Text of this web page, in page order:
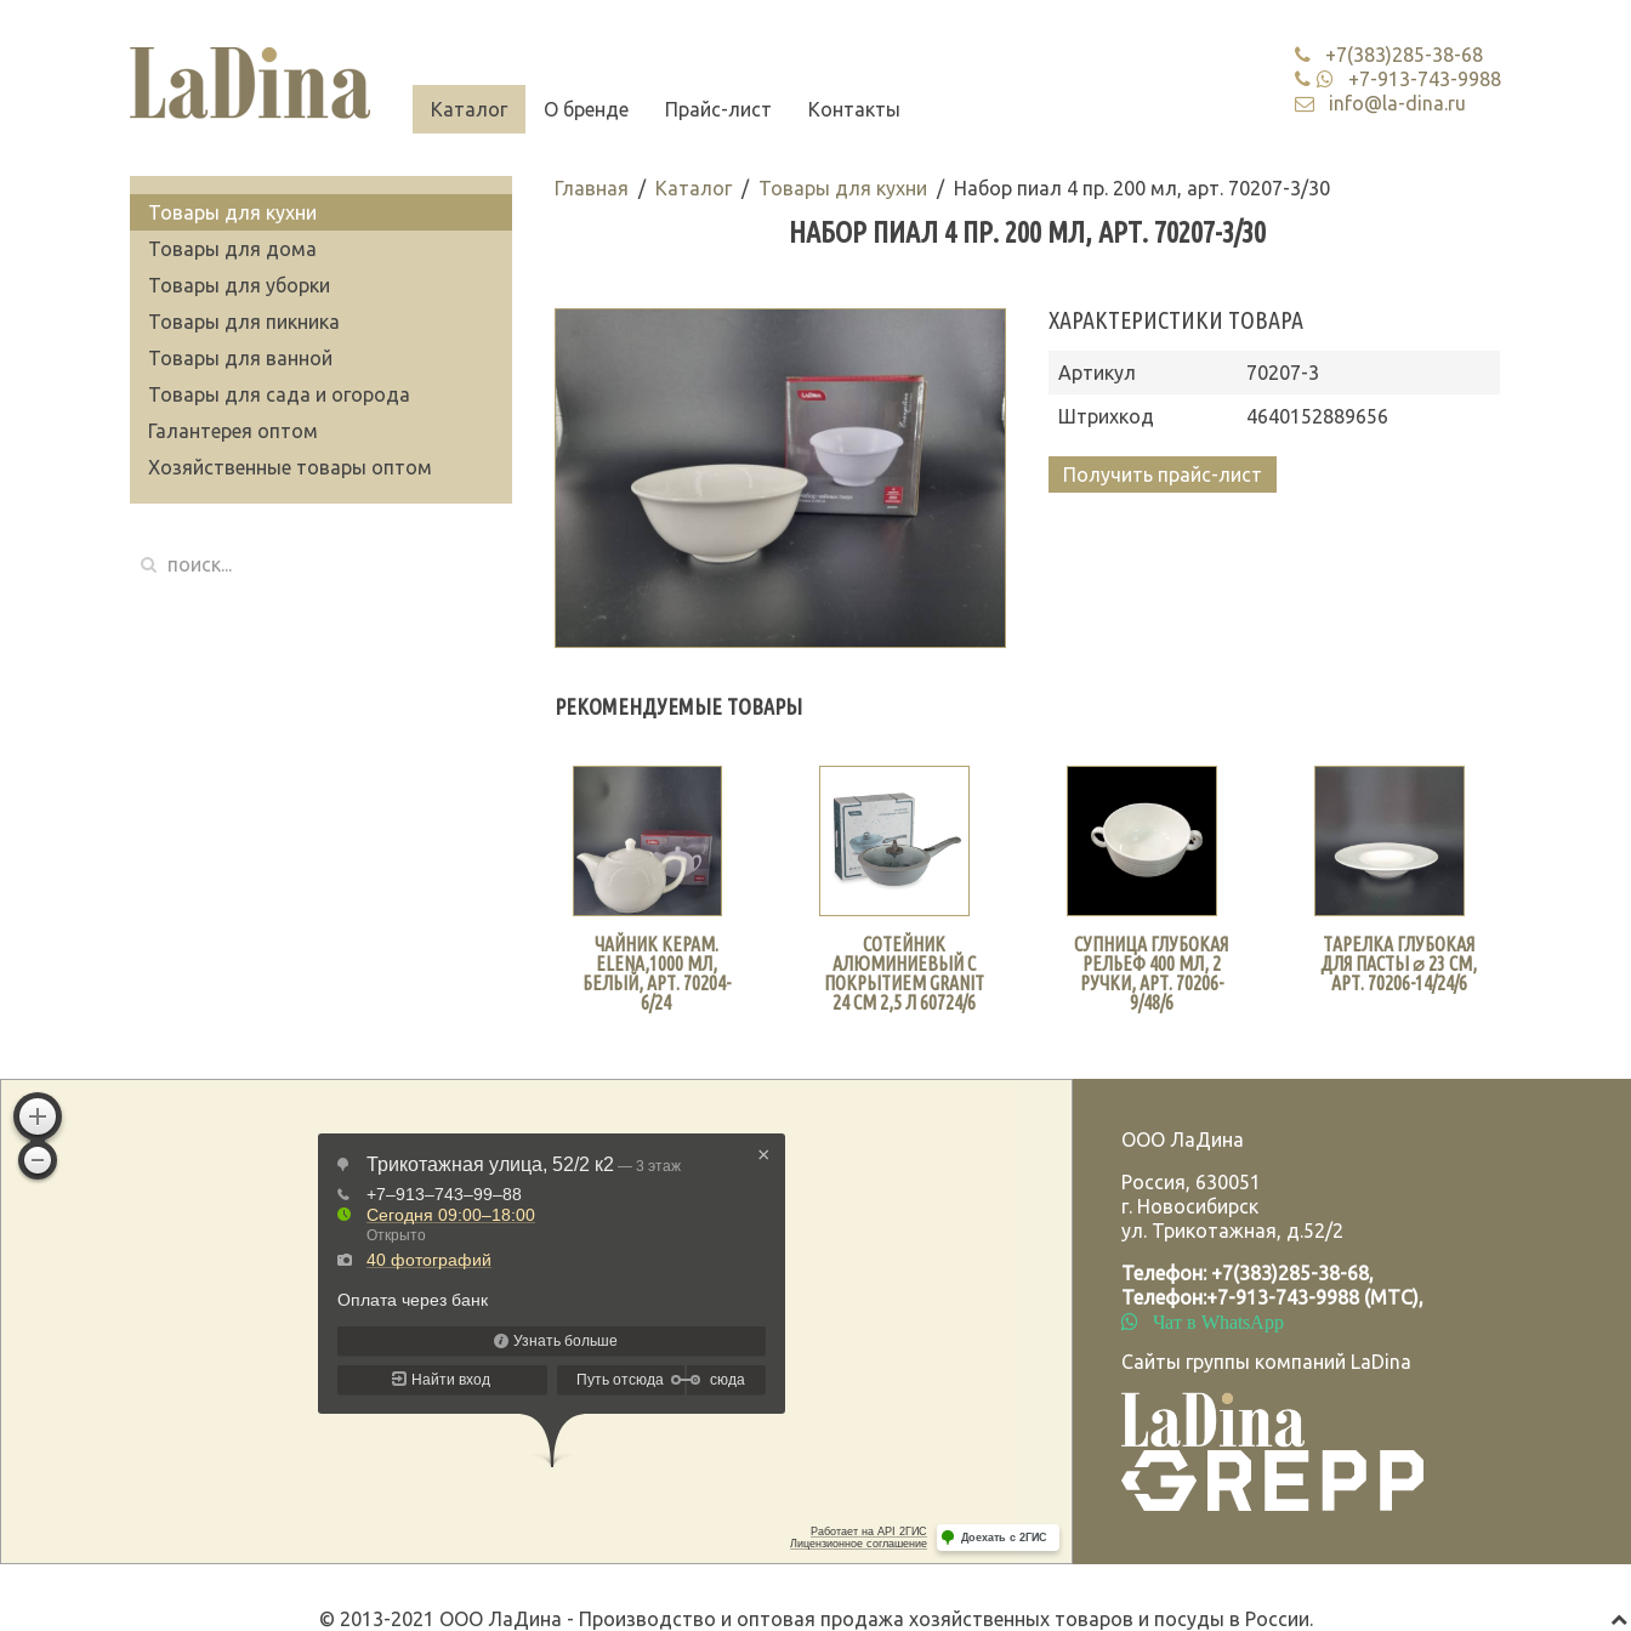
Каталог О бренде Прайс-лист Контакты
+7(383)285-38-68
+7-913-743-9988
info@la-dina.ru
Главная Каталог Товары для кухни Набор пиал 4 пр. 200 мл, арт. 70207-3/30
НАБОР ПИАЛ 4 ПР. 200 МЛ, АРТ. 70207-3/30
ХАРАКТЕРИСТИКИ ТОВАРА
Артикул
70207-3
Штрихкод
4640152889656
Получить прайс-лист
РЕКОМЕНДУЕМЫЕ ТОВАРЫ
ЧАЙНИК КЕРАМ.
ELENA,1000 МЛ,
БЕЛЫЙ, АРТ. 70204-
6/24
СОТЕЙНИК
АЛЮМИНИЕВЫЙ С
ПОКРЫТИЕМ GRANIT
24 СМ 2,5 Л 60724/6
СУПНИЦА ГЛУБОКАЯ
РЕЛЬЕФ 400 МЛ, 2
РУЧКИ, АРТ. 70206-
9/48/6
ТАРЕЛКА ГЛУБОКАЯ
ДЛЯ ПАСТЫ ⌀ 23 СМ,
АРТ. 70206-14/24/6
Товары для кухни
Товары для дома
Товары для уборки
Товары для пикника
Товары для ванной
Товары для сада и огорода
Галантерея оптом
Хозяйственные товары оптом
ООО ЛаДина
Россия, 630051
г. Новосибирск
ул. Трикотажная, д.52/2
Телефон: +7(383)285-38-68,
Телефон:+7-913-743-9988 (МТС),
Чат в WhatsApp
Сайты группы компаний LaDina
© 2013-2021 ООО ЛаДина - Производство и оптовая продажа хозяйственных товаров и посуды в России.